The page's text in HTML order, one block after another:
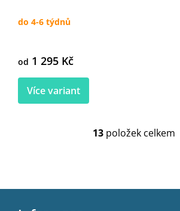
do 4-6 týdnů
od 1 295 Kč
Více variant
O
a
13 položek celkem
Z